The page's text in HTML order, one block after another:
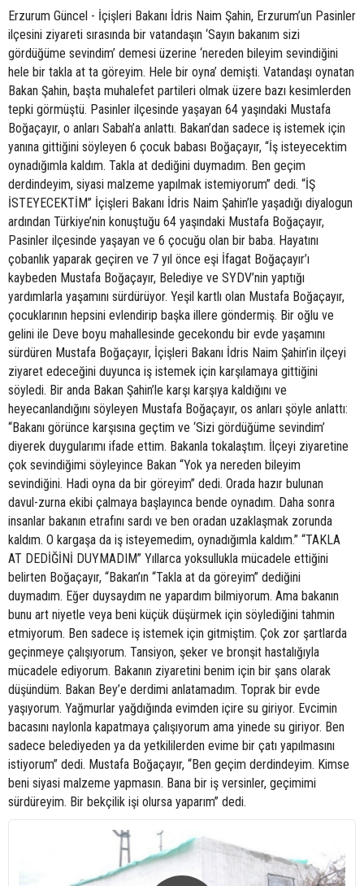
Erzurum Güncel - İçişleri Bakanı İdris Naim Şahin, Erzurum’un Pasinler
ilçesini ziyareti sırasında bir vatandaşın ‘Sayın bakanım sizi
gördüğüme sevindim’ demesi üzerine ‘nereden bileyim sevindiğini
hele bir takla at ta göreyim. Hele bir oyna’ demişti. Vatandaşı oynatan
Bakan Şahin, başta muhalefet partileri olmak üzere bazı kesimlerden
tepki görmüştü. Pasinler ilçesinde yaşayan 64 yaşındaki Mustafa
Boğaçayır, o anları Sabah’a anlattı. Bakan’dan sadece iş istemek için
yanına gittiğini söyleyen 6 çocuk babası Boğaçayır, “İş isteyecektim
oynadığımla kaldım. Takla at dediğini duymadım. Ben geçim
derdindeyim, siyasi malzeme yapılmak istemiyorum” dedi. “İŞ
İSTEYECEKTİM” İçişleri Bakanı İdris Naim Şahin’le yaşadığı diyalogun
ardından Türkiye’nin konuştuğu 64 yaşındaki Mustafa Boğaçayır,
Pasinler ilçesinde yaşayan ve 6 çocuğu olan bir baba. Hayatını
çobanlık yaparak geçiren ve 7 yıl önce eşi İfagat Boğaçayır’ı
kaybeden Mustafa Boğaçayır, Belediye ve SYDV’nin yaptığı
yardımlarla yaşamını sürdürüyor. Yeşil kartlı olan Mustafa Boğaçayır,
çocuklarının hepsini evlendirip başka illere göndermiş. Bir oğlu ve
gelini ile Deve boyu mahallesinde gecekondu bir evde yaşamını
sürdüren Mustafa Boğaçayır, İçişleri Bakanı İdris Naim Şahin’in ilçeyi
ziyaret edeceğini duyunca iş istemek için karşılamaya gittiğini
söyledi. Bir anda Bakan Şahin’le karşı karşıya kaldığını ve
heyecanlandığını söyleyen Mustafa Boğaçayır, os anları şöyle anlattı:
“Bakanı görünce karşısına geçtim ve ‘Sizi gördüğüme sevindim’
diyerek duygularımı ifade ettim. Bakanla tokalaştım. İlçeyi ziyaretine
çok sevindiğimi söyleyince Bakan “Yok ya nereden bileyim
sevindiğini. Hadi oyna da bir göreyim” dedi. Orada hazır bulunan
davul-zurna ekibi çalmaya başlayınca bende oynadım. Daha sonra
insanlar bakanın etrafını sardı ve ben oradan uzaklaşmak zorunda
kaldım. O kargaşa da iş isteyemedim, oynadığımla kaldım.” “TAKLA
AT DEDİĞİNİ DUYMADIM” Yıllarca yoksullukla mücadele ettiğini
belirten Boğaçayır, “Bakan’ın “Takla at da göreyim” dediğini
duymadım. Eğer duysaydım ne yapardım bilmiyorum. Ama bakanın
bunu art niyetle veya beni küçük düşürmek için söylediğini tahmin
etmiyorum. Ben sadece iş istemek için gitmiştim. Çok zor şartlarda
geçinmeye çalışıyorum. Tansiyon, şeker ve bronşit hastalığıyla
mücadele ediyorum. Bakanın ziyaretini benim için bir şans olarak
düşündüm. Bakan Bey’e derdimi anlatamadım. Toprak bir evde
yaşıyorum. Yağmurlar yağdığında evimden içire su giriyor. Evcimin
bacasını naylonla kapatmaya çalışıyorum ama yinede su giriyor. Ben
sadece belediyeden ya da yetkililerden evime bir çatı yapılmasını
istiyorum” dedi. Mustafa Boğaçayır, “Ben geçim derdindeyim. Kimse
beni siyasi malzeme yapmasın. Bana bir iş versinler, geçimimi
sürdüreyim. Bir bekçilik işi olursa yaparım” dedi.